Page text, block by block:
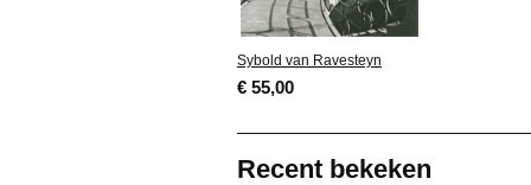
Sybold van Ravesteyn
€ 55,00
Recent bekeken